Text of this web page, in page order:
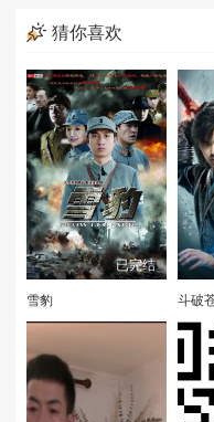
猜你喜欢
已完结
雪豹 斗破